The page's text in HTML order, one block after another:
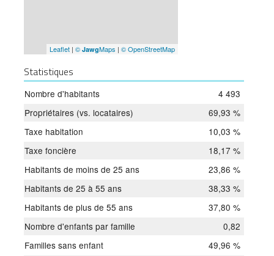
Leaflet| © JawgMaps | © OpenStreetMap
Statistiques
Nombre d'habitants
4 493
Propriétaires (vs. locataires)
69,93 %
Taxe habitation
10,03 %
Taxe foncière
18,17 %
Habitants de moins de 25 ans
23,86 %
Habitants de 25 à 55 ans
38,33 %
Habitants de plus de 55 ans
37,80 %
Nombre d'enfants par famille
0,82
Familles sans enfant
49,96 %